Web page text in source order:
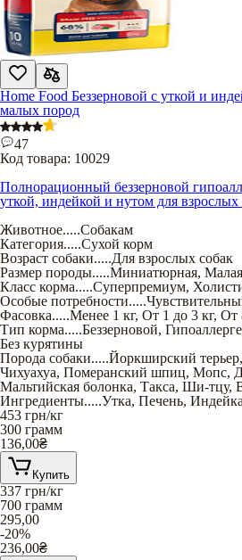
Home Food Беззерновой с уткой и
малых пород
47
Код товара: 10029
Полнорационный беззерновой
уткой, индейкой и нутом для
Животное.....Собакам
Категория.....Сухой корм
Возраст собаки.....Для взрослых собак
Размер породы.....Миниатюрная, Малая
Класс корма.....Суперпремиум,
Особые потребности.....
Фасовка.....Менее 1 кг, От 1 до 3 кг, От
Тип корма.....Беззерновой,
Без курятины
Порода собаки.....Йоркширский терьер,
Чихуахуа, Померанский шпиц, Мопс,
Мальтийская болонка, Такса, Ши-тцу,
Ингредиенты.....Утка, Печень, Индейка
453 грн/кг
300 грамм
136,00₴
Купить
337 грн/кг
700 грамм
295,00
-20%
236,00₴